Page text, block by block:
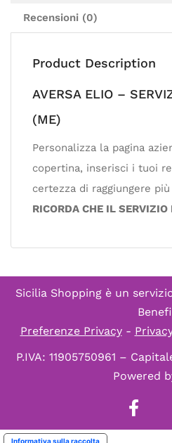
Recensioni (0)
Product Description
AVERSA ELIO –
(ME)
Personalizza la pagina
copertina, inserisci i tuoi
certezza di raggiungere
RICORDA CHE IL SERVIZIO
Sicilia Shopping è un
Preferenze Privacy-
P.IVA: 11905750961 –
Powered
Informativa sulla raccolta